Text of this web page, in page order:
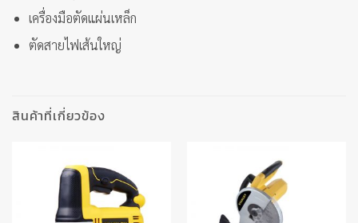
เครื่องมือตัดแผ่นเหล็ก
ตัดสายไฟเส้นใหญ่
สินค้าที่เกี่ยวข้อง